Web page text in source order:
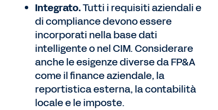
Integrato.Tutti i requisiti aziendali e
di compliance devono essere
incorporati nella base dati
intelligente o nel CIM. Considerare
anche le esigenze diverse da FP&A
come il finance aziendale, la
reportistica esterna, la contabilità
locale e le imposte.